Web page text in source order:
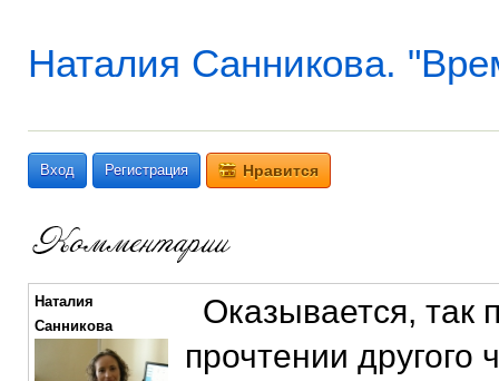
Наталия Санникова.
Вход Регистрация Нравится
Наталия
Санникова
Оказывается, так
прочтении